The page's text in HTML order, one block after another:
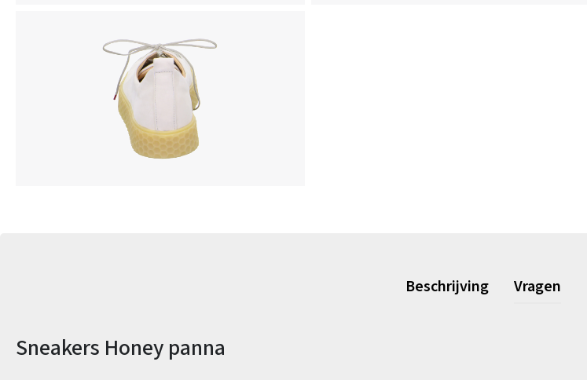
Beschrijving Vragen
Productinformatie
Sneakers Honey panna